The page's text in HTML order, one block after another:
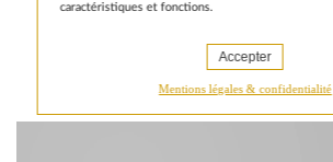
caractéristiques et fonctions.
Accepter
Mentions légales & confidentialité